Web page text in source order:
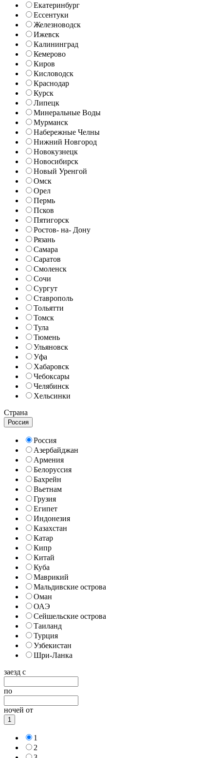
Екатеринбург
Ессентуки
Железноводск
Ижевск
Калининград
Кемерово
Киров
Кисловодск
Краснодар
Курск
Липецк
Минеральные Воды
Мурманск
Набережные Челны
Нижний Новгород
Новокузнецк
Новосибирск
Новый Уренгой
Омск
Орел
Пермь
Псков
Пятигорск
Ростов- на- Дону
Рязань
Самара
Саратов
Смоленск
Сочи
Сургут
Ставрополь
Тольятти
Томск
Тула
Тюмень
Ульяновск
Уфа
Хабаровск
Чебоксары
Челябинск
Хельсинки
Страна
Россия
Россия
Азербайджан
Армения
Белоруссия
Бахрейн
Вьетнам
Грузия
Египет
Индонезия
Казахстан
Катар
Кипр
Китай
Куба
Маврикий
Мальдивские острова
Оман
ОАЭ
Сейшельские острова
Таиланд
Турция
Узбекистан
Шри-Ланка
заезд с
по
ночей от
1
1
2